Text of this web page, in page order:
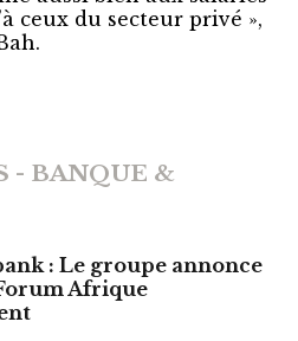
ceux du secteur privé »,
- BANQUE &
: Le groupe annonce
Afrique